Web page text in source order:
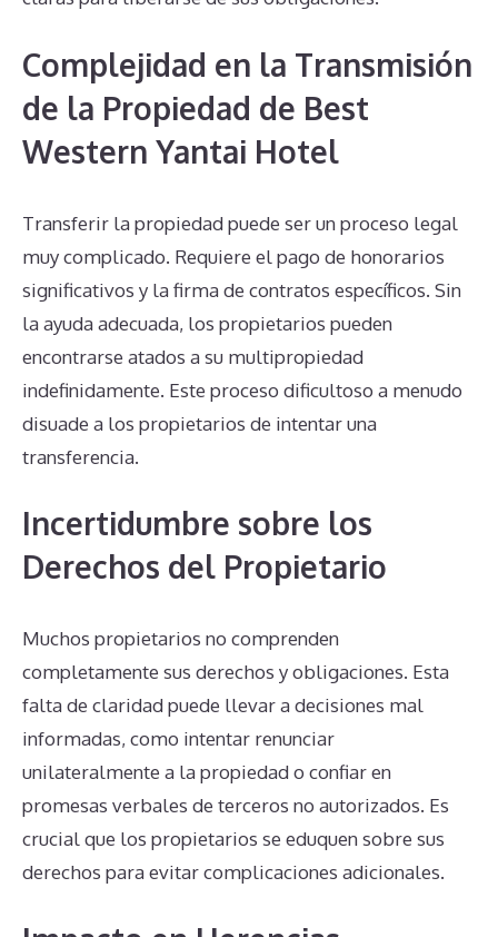
Complejidad en la Transmisión
de la Propiedad de Best
Western Yantai Hotel
Transferir la propiedad puede ser un proceso legal
muy complicado. Requiere el pago de honorarios
significativos y la firma de contratos específicos. Sin
la ayuda adecuada, los propietarios pueden
encontrarse atados a su multipropiedad
indefinidamente. Este proceso dificultoso a menudo
disuade a los propietarios de intentar una
transferencia.
Incertidumbre sobre los
Derechos del Propietario
Muchos propietarios no comprenden
completamente sus derechos y obligaciones. Esta
falta de claridad puede llevar a decisiones mal
informadas, como intentar renunciar
unilateralmente a la propiedad o confiar en
promesas verbales de terceros no autorizados. Es
crucial que los propietarios se eduquen sobre sus
derechos para evitar complicaciones adicionales.